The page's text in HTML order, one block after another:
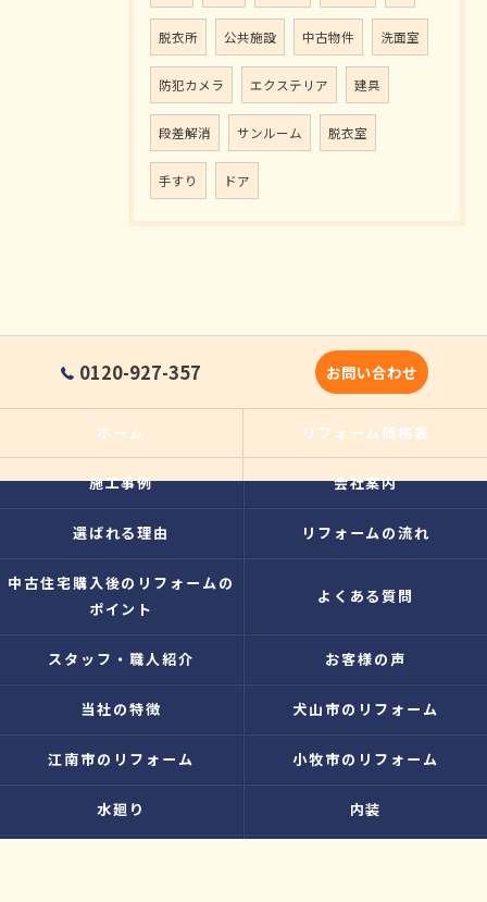
脱衣所 公共施設 中古物件 洗面室
防犯カメラ エクステリア 建具
段差解消 サンルーム 脱衣室
手すり ドア
0120-927-357 お問い合わせ
ホーム リフォーム価格表
施工事例 会社案内
選ばれる理由 リフォームの流れ
中古住宅購入後のリフォームの
ポイント
よくある質問
スタッフ・職人紹介 お客様の声
当社の特徴 犬山市のリフォーム
江南市のリフォーム 小牧市のリフォーム
水廻り 内装